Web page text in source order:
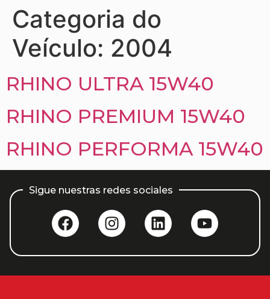
Categoria do
Veículo: 2004
RHINO ULTRA 15W40
RHINO PREMIUM 15W40
RHINO PERFORMA 15W40
Sigue nuestras redes sociales